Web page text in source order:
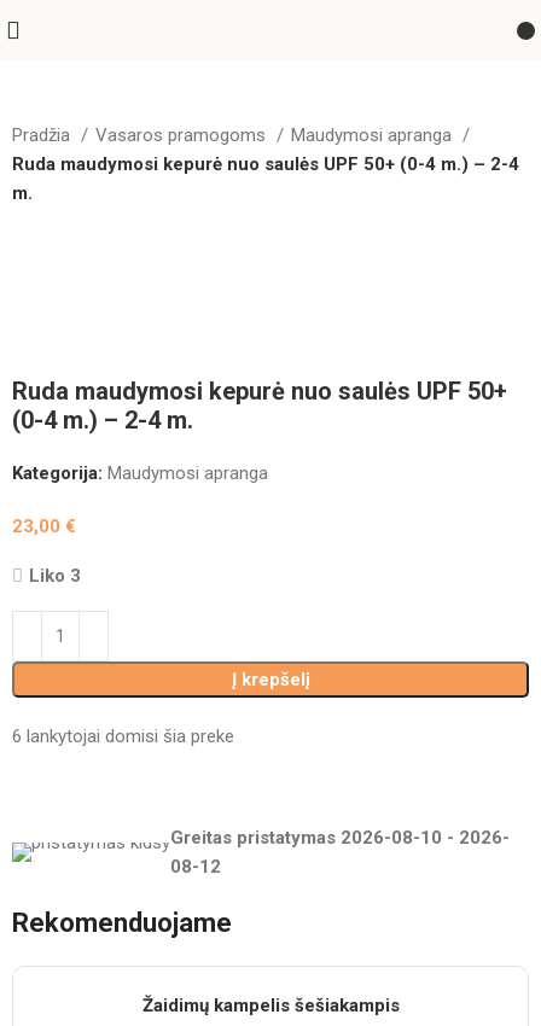
Pradžia Vasaros pramogoms
Maudymosi apranga
Ruda maudymosi kepurė nuo saulės UPF 50+ (0-4 m.) – 2-4
m.
Ruda maudymosi kepurė nuo saulės UPF 50+
(0-4 m.) – 2-4 m.
Kategorija: Maudymosi apranga
23,00€
Liko 3
Į krepšelį
6 lankytojai domisi šia preke
Greitas pristatymas 2026-08-10 - 2026-
08-12
Rekomenduojame
Žaidimų kampelis šešiakampis